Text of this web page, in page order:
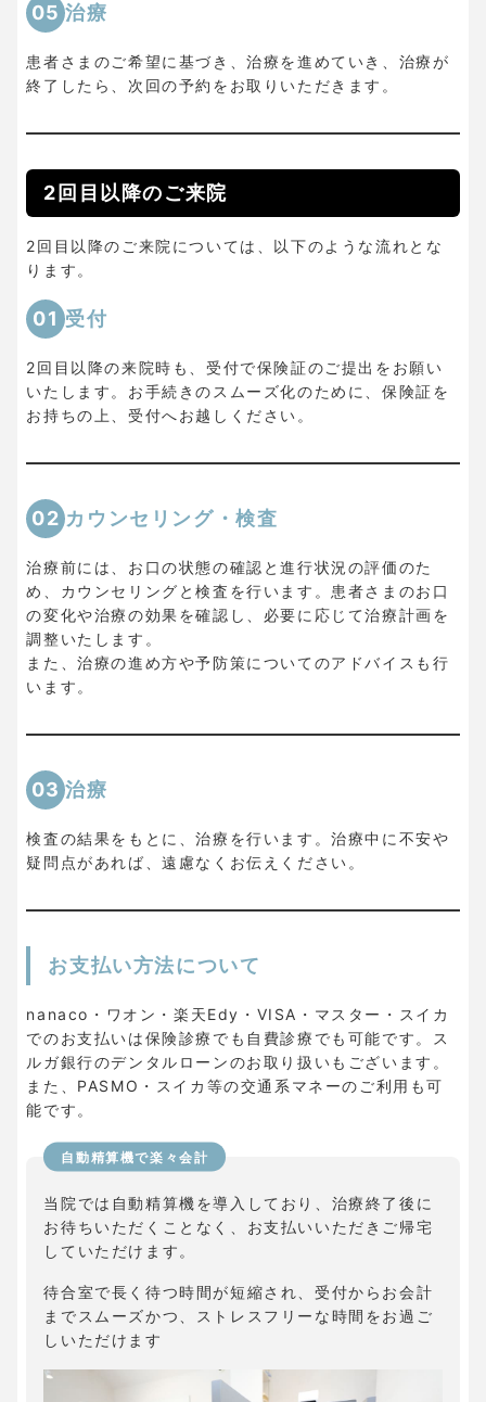
05 治療
患者さまのご希望に基づき、治療を進めていき、治療が
終了したら、次回の予約をお取りいただきます。
2回目以降のご来院
2回目以降のご来院については、以下のような流れとな
ります。
01 受付
2回目以降の来院時も、受付で保険証のご提出をお願い
いたします。お手続きのスムーズ化のために、保険証を
お持ちの上、受付へお越しください。
02 カウンセリング・検査
治療前には、お口の状態の確認と進行状況の評価のた
め、カウンセリングと検査を行います。患者さまのお口
の変化や治療の効果を確認し、必要に応じて治療計画を
調整いたします。
また、治療の進め方や予防策についてのアドバイスも行
います。
03 治療
検査の結果をもとに、治療を行います。治療中に不安や
疑問点があれば、遠慮なくお伝えください。
お支払い方法について
nanaco・ワオン・楽天Edy・VISA・マスター・スイカ
でのお支払いは保険診療でも自費診療でも可能です。ス
ルガ銀行のデンタルローンのお取り扱いもございます。
また、PASMO・スイカ等の交通系マネーのご利用も可
能です。
自動精算機で楽々会計
当院では自動精算機を導入しており、治療終了後に
お待ちいただくことなく、お支払いいただきご帰宅
していただけます。
待合室で長く待つ時間が短縮され、受付からお会計
までスムーズかつ、ストレスフリーな時間をお過ご
しいただけます